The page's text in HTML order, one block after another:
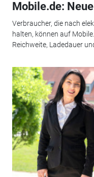
Mobile.de:
Verbraucher, die nach
halten, können auf
Reichweite, Ladedauer